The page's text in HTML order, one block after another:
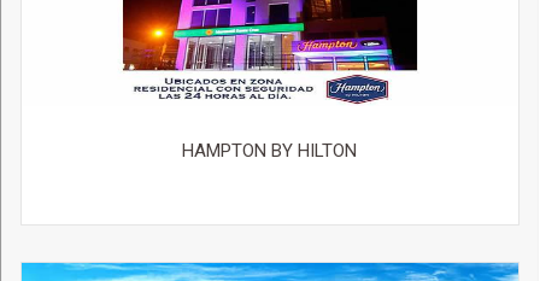
HAMPTON BY HILTON